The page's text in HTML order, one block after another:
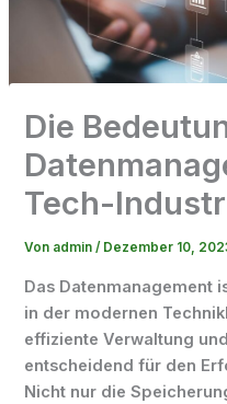
Die
Tech-
Von admin/ Dezember 10,
Das Datenmanagement
in der modernen
effiziente Verwaltung
entscheidend für den
Nicht nur die